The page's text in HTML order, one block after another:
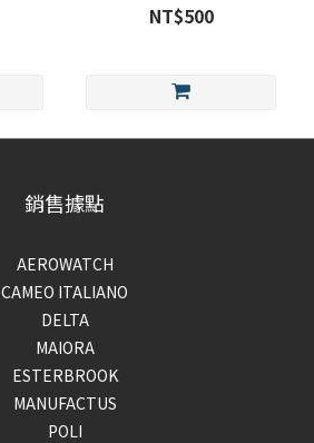
NT$500
銷售據點
AEROWATCH
CAMEO ITALIANO
DELTA
MAIORA
ESTERBROOK
MANUFACTUS
POLI